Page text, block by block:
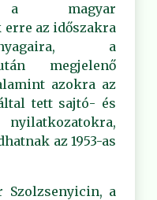
a magyar
az időszakra
a
megjelenő
azokra az
tett sajtó- és
az 1953-as
Szolzsenyicin, a